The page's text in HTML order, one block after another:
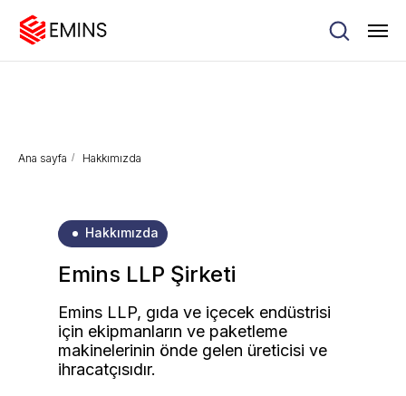
Ana sayfa / Hakkımızda
Hakkımızda
Emins LLP Şirketi
Emins LLP, gıda ve içecek endüstrisi
için ekipmanların ve paketleme
makinelerinin önde gelen üreticisi ve
ihracatçısıdır.